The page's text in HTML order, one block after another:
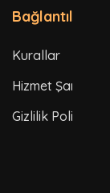
Bağlantılar
Kurallar
Hizmet Şartları
Gizlilik Politikası